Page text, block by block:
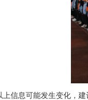
上信息可能发生变化，